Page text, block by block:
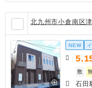
北九州市小倉南区
NEW
敷
石田